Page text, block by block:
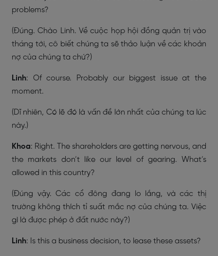
problems?
(Đúng. Chào Linh. Về cuộc họp hội đồng quản trị vào
tháng tới, cô biết chúng ta sẽ thảo luận về các khoản
nợ của chúng ta chứ?)
Linh: Of course. Probably our biggest issue at the
moment.
(Dĩ nhiên, Có lẽ đó là vấn đề lớn nhất của chúng ta lúc
này.)
Khoa: Right. The shareholders are getting nervous, and
the markets don’t like our level of gearing. What’s
allowed in this country?
(Đúng vậy. Các cổ đông đang lo lắng, và các thị
trường không thích tỉ suất mắc nợ của chúng ta. Việc
gì là được phép ở đất nước này?)
Linh: Is this a business decision, to lease these assets?